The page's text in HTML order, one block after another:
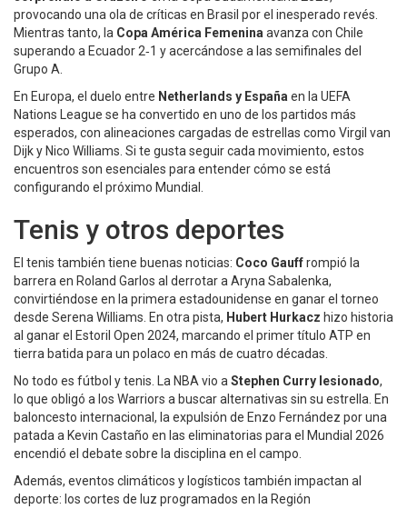
provocando una ola de críticas en Brasil por el inesperado revés.
Mientras tanto, la Copa América Femenina avanza con Chile
superando a Ecuador 2‑1 y acercándose a las semifinales del
Grupo A.
En Europa, el duelo entre Netherlands y España en la UEFA
Nations League se ha convertido en uno de los partidos más
esperados, con alineaciones cargadas de estrellas como Virgil van
Dijk y Nico Williams. Si te gusta seguir cada movimiento, estos
encuentros son esenciales para entender cómo se está
configurando el próximo Mundial.
Tenis y otros deportes
El tenis también tiene buenas noticias: Coco Gauffrompió la
barrera en Roland Garlos al derrotar a Aryna Sabalenka,
convirtiéndose en la primera estadounidense en ganar el torneo
desde Serena Williams. En otra pista, Hubert Hurkacz hizo historia
al ganar el Estoril Open 2024, marcando el primer título ATP en
tierra batida para un polaco en más de cuatro décadas.
No todo es fútbol y tenis. La NBA vio a Stephen Curry lesionado,
lo que obligó a los Warriors a buscar alternativas sin su estrella. En
baloncesto internacional, la expulsión de Enzo Fernández por una
patada a Kevin Castaño en las eliminatorias para el Mundial 2026
encendió el debate sobre la disciplina en el campo.
Además, eventos climáticos y logísticos también impactan al
deporte: los cortes de luz programados en la Región